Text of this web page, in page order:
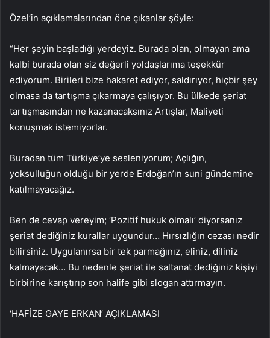
Özel’in açıklamalarından öne çıkanlar şöyle:
“Her şeyin başladığı yerdeyiz. Burada olan, olmayan ama
kalbi burada olan siz değerli yoldaşlarıma teşekkür
ediyorum. Birileri bize hakaret ediyor, saldırıyor, hiçbir şey
olmasa da tartışma çıkarmaya çalışıyor. Bu ülkede şeriat
tartışmasından ne kazanacaksınız Artışlar, Maliyeti
konuşmak istemiyorlar.
Buradan tüm Türkiye’ye sesleniyorum; Açlığın,
yoksulluğun olduğu bir yerde Erdoğan’ın suni gündemine
katılmayacağız.
Ben de cevap vereyim; ‘Pozitif hukuk olmalı’ diyorsanız
şeriat dediğiniz kurallar uygundur… Hırsızlığın cezası nedir
bilirsiniz. Uygulanırsa bir tek parmağınız, eliniz, diliniz
kalmayacak… Bu nedenle şeriat ile saltanat dediğiniz kişiyi
birbirine karıştırıp son halife gibi slogan attırmayın.
‘HAFİZE GAYE ERKAN’ AÇIKLAMASI